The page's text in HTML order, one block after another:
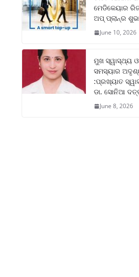
ମେଡିକେୟାର
ଅପ୍ ପ୍ଲାନ୍‌ର
June 10, 2026
ମୁଖ ସ୍ୱାସ୍ଥ୍ୟ
ସମସ୍ୟାର
:ପ୍ରଖ୍ୟାତ
ଡା. ସୋନିଆ
June 8, 2026